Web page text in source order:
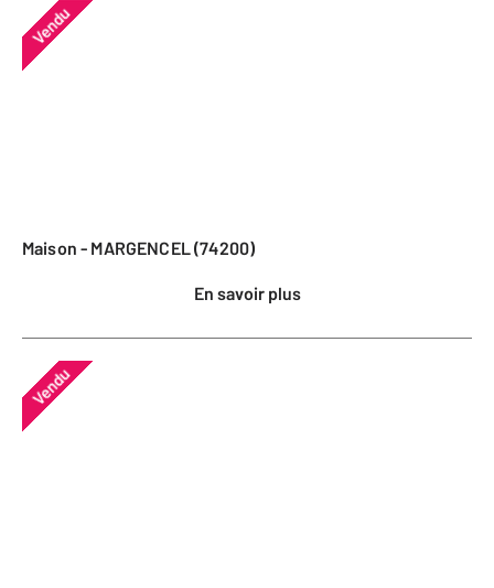
Vendu
Maison - MARGENCEL (74200)
En savoir plus
Vendu